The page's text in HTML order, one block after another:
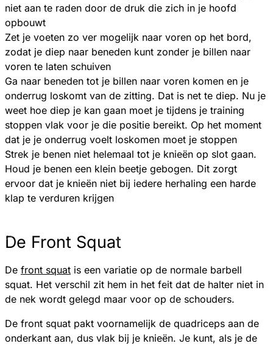
niet aan te raden door de druk die zich in je hoofd
opbouwt
Zet je voeten zo ver mogelijk naar voren op het bord,
zodat je diep naar beneden kunt zonder je billen naar
voren te laten schuiven
Ga naar beneden tot je billen naar voren komen en je
onderrug loskomt van de zitting. Dat is net te diep. Nu je
weet hoe diep je kan gaan moet je tijdens je training
stoppen vlak voor je die positie bereikt. Op het moment
dat je je onderrug voelt loskomen moet je stoppen
Strek je benen niet helemaal tot je knieën op slot gaan.
Houd je benen een klein beetje gebogen. Dit zorgt
ervoor dat je knieën niet bij iedere herhaling een harde
klap te verduren krijgen
De Front Squat
De front squat is een variatie op de normale barbell
squat. Het verschil zit hem in het feit dat de halter niet in
de nek wordt gelegd maar voor op de schouders.
De front squat pakt voornamelijk de quadriceps aan de
onderkant aan, dus vlak bij je knieën. Je kunt, als je de